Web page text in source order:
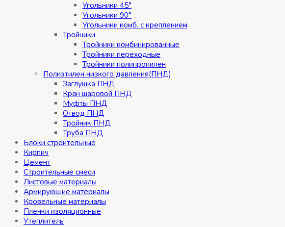
Угольники 45°
Угольники 90°
Угольники комб. с креплением
Тройники
Тройники комбинированные
Тройники переходные
Тройники полипропилен
Полиэтилен низкого давления(ПНД)
Заглушка ПНД
Кран шаровой ПНД
Муфты ПНД
Отвод ПНД
Тройник ПНД
Труба ПНД
Блоки строительные
Кирпич
Цемент
Строительные смеси
Листовые материалы
Армирующие материалы
Кровельные материалы
Пленки изоляционные
Утеплитель